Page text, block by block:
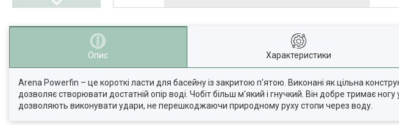
Опис Характеристики
Arena Powerfin – це короткі ласти для басейну із закритою п'ятою. Виконані як цільна
дозволяє створювати достатній опір воді. Чобіт більш м'який і гнучкий. Він добре тримає
дозволяють виконувати удари, не перешкоджаючи природному руху стопи через воду.